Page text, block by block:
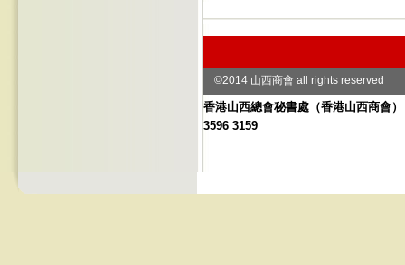
香港山西總會秘書處 （香港山西商會
3596 3159
©2014 山西商會 all rights reserved